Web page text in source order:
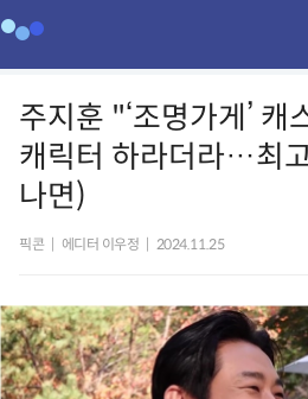
주지훈 "‘조명가게’ 캐
캐릭터 하라더라…최
나면)
픽콘 에디터 이우정 2024.11.25